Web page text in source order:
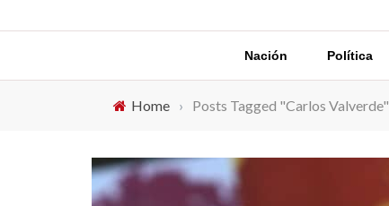
Nación Política
Home › Posts Tagged "Carlos Valverde"